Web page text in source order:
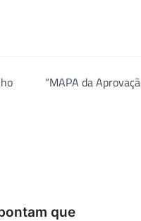
“MAPA da
que